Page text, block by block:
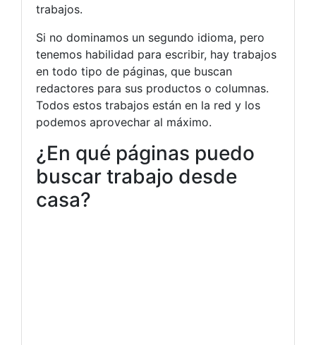
trabajos.
Si no dominamos un segundo idioma, pero
tenemos habilidad para escribir, hay trabajos
en todo tipo de páginas, que buscan
redactores para sus productos o columnas.
Todos estos trabajos están en la red y los
podemos aprovechar al máximo.
¿En qué páginas puedo
buscar trabajo desde
casa?